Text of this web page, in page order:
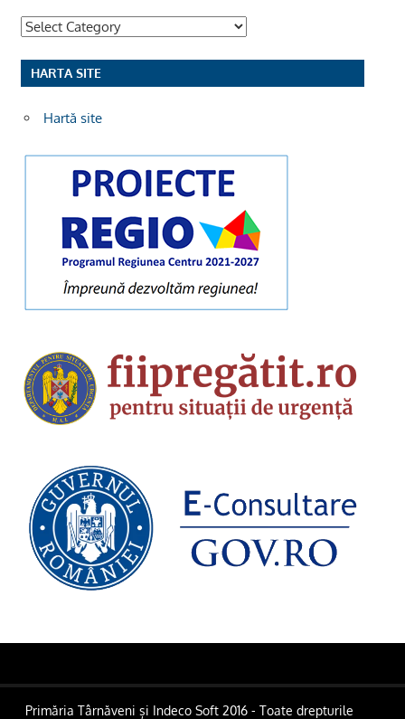
Categorii
HARTA SITE
Hartă site
Primăria Târnăveni și Indeco Soft 2016 - Toate drepturile